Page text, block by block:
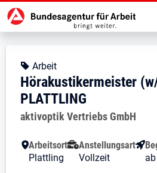
Zur Jobsuche
Stellendetails zu:
Kopfbereich
Angebotsart:
Arbeit
Hörakustikermeister
PLATTLING
Arbeitgeber:
aktivoptik Vertriebs GmbH
Besondere Merkmale
Arbeitsort
Plattling
Anstellungsart
Vollzeit